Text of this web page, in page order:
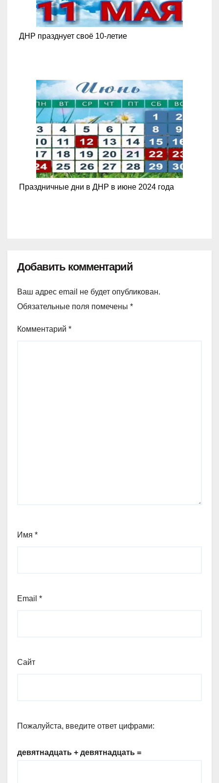
ДНР празднует своё 10-летие
Праздничные дни в ДНР в июне 2024 года
Добавить комментарий
Ваш адрес email не будет опубликован.
Обязательные поля помечены *
Комментарий *
Имя *
Email *
Сайт
Пожалуйста, введите ответ цифрами:
девятнадцать + девятнадцать =